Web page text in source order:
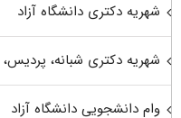
شهریه دکتری دانشگاه آزاد
شهریه دکتری شبانه، پردیس،
وام دانشجویی دانشگاه آزاد